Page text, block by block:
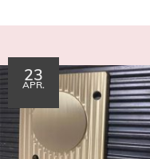
23
APR.